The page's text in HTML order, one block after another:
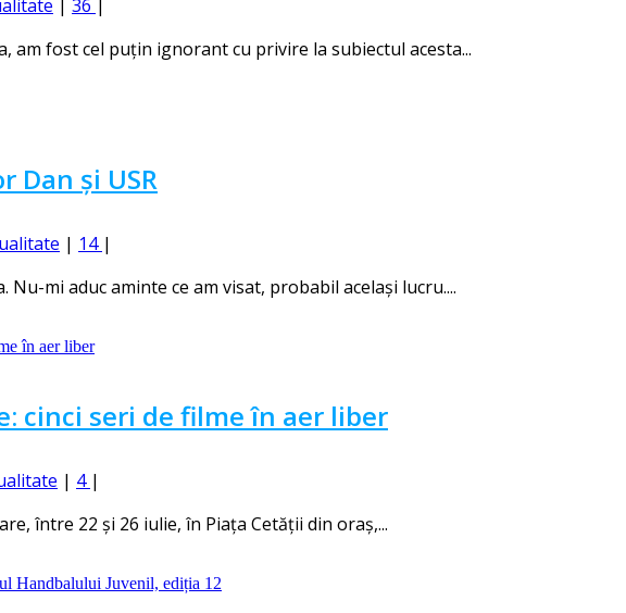
| 36 |
am fost cel puțin ignorant cu privire la subiectul acesta...
Dan și USR
| 14 |
Nu-mi aduc aminte ce am visat, probabil același lucru....
cinci seri de filme în aer liber
| 4 |
între 22 și 26 iulie, în Piața Cetății din oraș,...